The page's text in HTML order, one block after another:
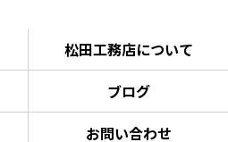
松田工務店について
ブログ
お問い合わせ